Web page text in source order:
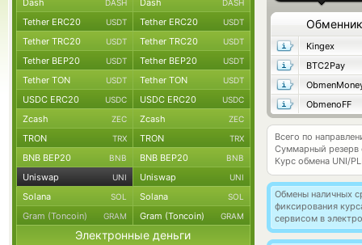
Обменник
Kingex
BTC2Pay
ObmenoFF
Всего по
Суммарный резерв
Курс обмена UNI/
Обмены наличных
фиксирования
сервисом в
Dash DASH Dash DASH
Tether ERC20 USDT Tether ERC20 USDT
Tether TRC20 USDT Tether TRC20 USDT
Tether BEP20 USDT Tether BEP20 USDT
Tether TON USDT Tether TON USDT
USDC ERC20 USDC USDC ERC20 USDC
Zcash ZEC Zcash ZEC
TRON TRX TRON TRX
BNB BEP20 BNB BNB BEP20 BNB
Uniswap UNI Uniswap UNI
Solana SOL Solana SOL
Gram (Toncoin) GRAM Gram (Toncoin) GRAM
Электронные деньги